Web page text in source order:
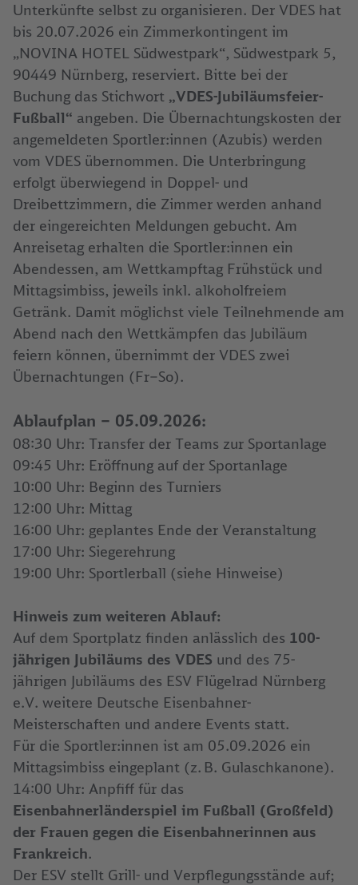
Unterkünfte selbst zu organisieren. Der VDES hat
bis 20.07.2026 ein Zimmerkontingent im
„NOVINA HOTEL Südwestpark“, Südwestpark 5,
90449 Nürnberg, reserviert. Bitte bei der
Buchung das Stichwort „VDES-Jubiläumsfeier-
Fußball“ angeben. Die Übernachtungskosten der
angemeldeten Sportler:innen (Azubis) werden
vom VDES übernommen. Die Unterbringung
erfolgt überwiegend in Doppel- und
Dreibettzimmern, die Zimmer werden anhand
der eingereichten Meldungen gebucht. Am
Anreisetag erhalten die Sportler:innen ein
Abendessen, am Wettkampftag Frühstück und
Mittagsimbiss, jeweils inkl. alkoholfreiem
Getränk. Damit möglichst viele Teilnehmende am
Abend nach den Wettkämpfen das Jubiläum
feiern können, übernimmt der VDES zwei
Übernachtungen (Fr–So).
Ablaufplan – 05.09.2026:
08:30 Uhr: Transfer der Teams zur Sportanlage
09:45 Uhr: Eröffnung auf der Sportanlage
10:00 Uhr: Beginn des Turniers
12:00 Uhr: Mittag
16:00 Uhr: geplantes Ende der Veranstaltung
17:00 Uhr: Siegerehrung
19:00 Uhr: Sportlerball (siehe Hinweise)
Hinweis zum weiteren Ablauf:
Auf dem Sportplatz finden anlässlich des 100-
jährigen Jubiläums des VDES und des 75-
jährigen Jubiläums des ESV Flügelrad Nürnberg
e.V. weitere Deutsche Eisenbahner-
Meisterschaften und andere Events statt.
Für die Sportler:innen ist am 05.09.2026 ein
Mittagsimbiss eingeplant (z. B. Gulaschkanone).
14:00 Uhr: Anpfiff für das
Eisenbahnerländerspiel im Fußball (Großfeld)
der Frauen gegen die Eisenbahnerinnen aus
Frankreich.
Der ESV stellt Grill- und Verpflegungsstände auf;